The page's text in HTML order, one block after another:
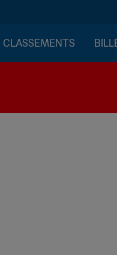
CLASSEMENTS